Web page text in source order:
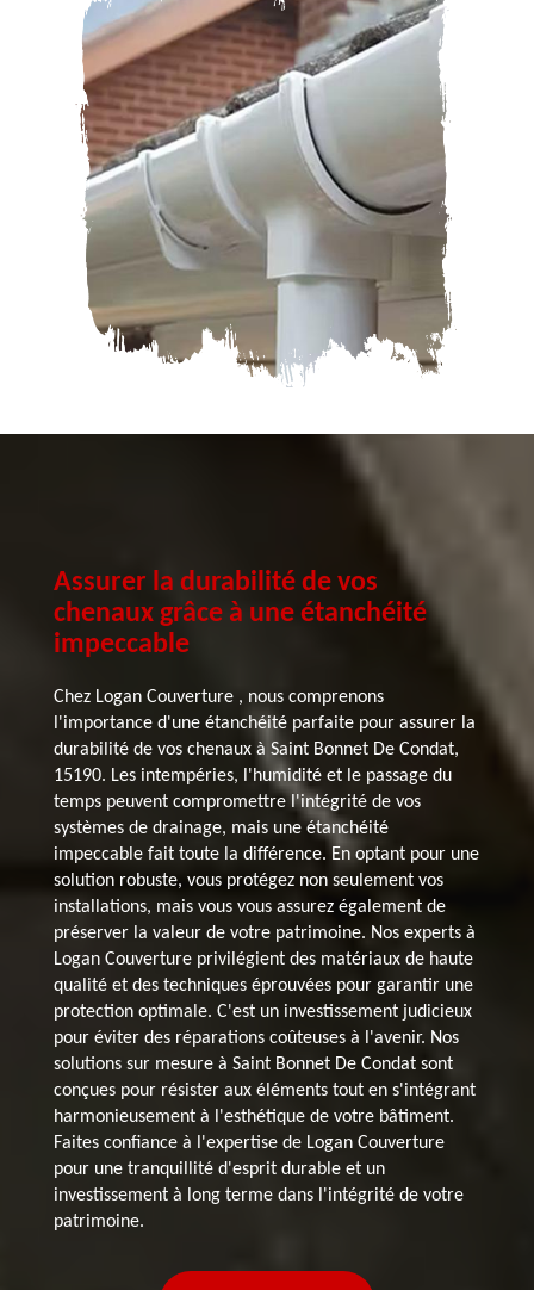
Assurer la durabilité de vos
chenaux grâce à une étanchéité
impeccable
Chez Logan Couverture , nous comprenons
l'importance d'une étanchéité parfaite pour assurer la
durabilité de vos chenaux à Saint Bonnet De Condat,
15190. Les intempéries, l'humidité et le passage du
temps peuvent compromettre l'intégrité de vos
systèmes de drainage, mais une étanchéité
impeccable fait toute la différence. En optant pour une
solution robuste, vous protégez non seulement vos
installations, mais vous vous assurez également de
préserver la valeur de votre patrimoine. Nos experts à
Logan Couverture privilégient des matériaux de haute
qualité et des techniques éprouvées pour garantir une
protection optimale. C'est un investissement judicieux
pour éviter des réparations coûteuses à l'avenir. Nos
solutions sur mesure à Saint Bonnet De Condat sont
conçues pour résister aux éléments tout en s'intégrant
harmonieusement à l'esthétique de votre bâtiment.
Faites confiance à l'expertise de Logan Couverture
pour une tranquillité d'esprit durable et un
investissement à long terme dans l'intégrité de votre
patrimoine.